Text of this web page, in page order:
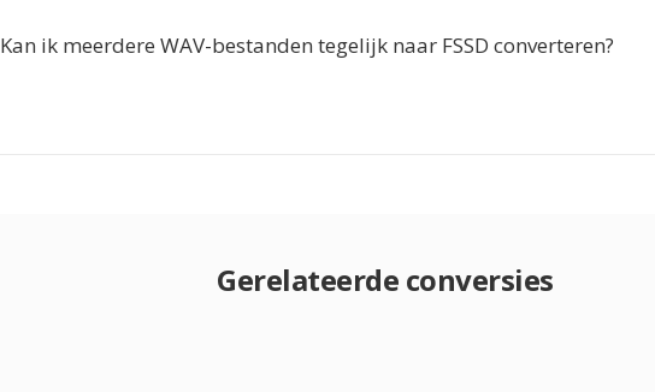
Kan ik meerdere WAV-bestanden tegelijk naar FSSD converteren?
Gerelateerde conversies